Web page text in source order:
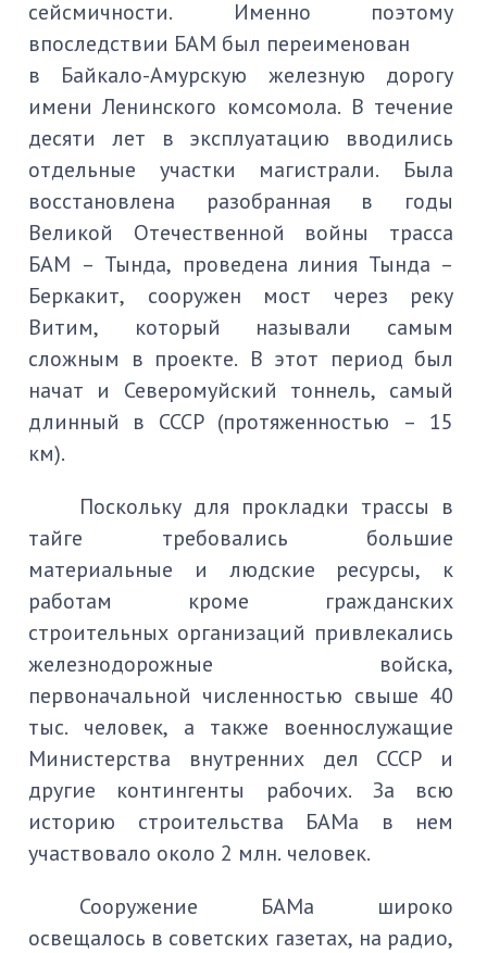
сейсмичности. Именно поэтому
впоследствии БАМ был переименован
в Байкало-Амурскую железную дорогу
имени Ленинского комсомола. В течение
десяти лет в эксплуатацию вводились
отдельные участки магистрали. Была
восстановлена разобранная в годы
Великой Отечественной войны трасса
БАМ – Тында, проведена линия Тында –
Беркакит, сооружен мост через реку
Витим, который называли самым
сложным в проекте. В этот период был
начат и Северомуйский тоннель, самый
длинный в СССР (протяженностью – 15
км).
Поскольку для прокладки трассы в
тайге требовались большие
материальные и людские ресурсы, к
работам кроме гражданских
строительных организаций привлекались
железнодорожные войска,
первоначальной численностью свыше 40
тыс. человек, а также военнослужащие
Министерства внутренних дел СССР и
другие контингенты рабочих. За всю
историю строительства БАМа в нем
участвовало около 2 млн. человек.
Сооружение БАМа широко
освещалось в советских газетах, на радио,